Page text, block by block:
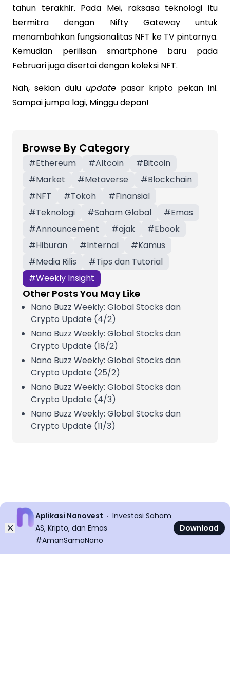
tahun terakhir. Pada Mei, raksasa teknologi itu
bermitra dengan Nifty Gateway untuk
menambahkan fungsionalitas NFT ke TV pintarnya.
Kemudian perilisan smartphone baru pada
Februari juga disertai dengan koleksi NFT.
Nah, sekian dulu update pasar kripto pekan ini.
Sampai jumpa lagi, Minggu depan!
Browse By Category
#Ethereum #Altcoin #Bitcoin
#Market #Metaverse #Blockchain
#NFT #Tokoh #Finansial
#Teknologi #Saham Global #Emas
#Announcement #ajak #Ebook
#Hiburan #Internal #Kamus
#Media Rilis #Tips dan Tutorial
#Weekly Insight
Other Posts You May Like
Nano Buzz Weekly: Global Stocks dan
Crypto Update (4/2)
Nano Buzz Weekly: Global Stocks dan
Crypto Update (18/2)
Nano Buzz Weekly: Global Stocks dan
Crypto Update (25/2)
Nano Buzz Weekly: Global Stocks dan
Crypto Update (4/3)
Nano Buzz Weekly: Global Stocks dan
Crypto Update (11/3)
Dismiss
Aplikasi Nanovest
Investasi Saham
AS, Kripto, dan Emas
#AmanSamaNano
Download